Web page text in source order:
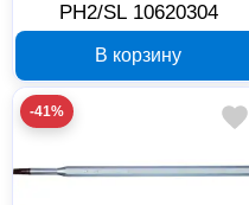
PH2/SL 10620304
В корзину
-41%